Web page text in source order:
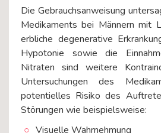
Die Gebrauchsanweisung
Medikaments bei Männern mit
erbliche degenerative
Hypotonie sowie die
Nitraten sind weitere
Untersuchungen des
potentielles Risiko des
Störungen wie beispielsweise:
Visuelle Wahrnehmung